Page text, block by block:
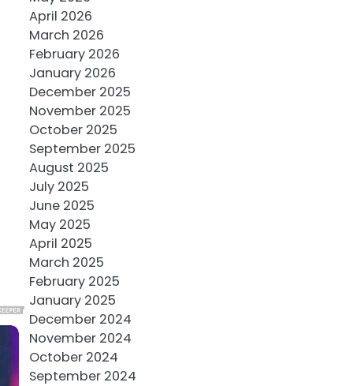
April 2026
March 2026
February 2026
January 2026
December 2025
November 2025
October 2025
September 2025
August 2025
July 2025
June 2025
May 2025
April 2025
March 2025
February 2025
January 2025
December 2024
November 2024
October 2024
September 2024